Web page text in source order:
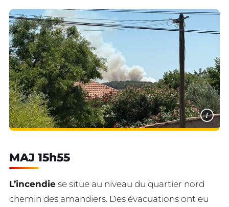
i
MAJ 15h55
L’incendie se situe au niveau du quartier nord
chemin des amandiers. Des évacuations ont eu